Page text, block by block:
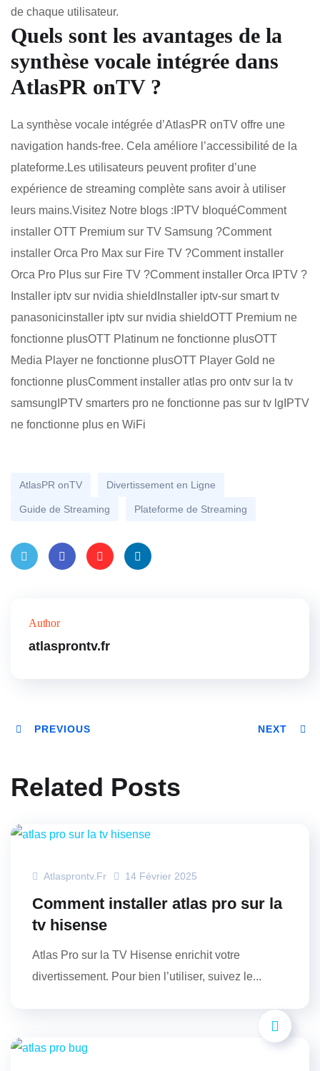
de chaque utilisateur.
Quels sont les avantages de la
synthèse vocale intégrée dans
AtlasPR onTV ?
La synthèse vocale intégrée d’AtlasPR onTV offre une
navigation hands-free. Cela améliore l’accessibilité de la
plateforme.Les utilisateurs peuvent profiter d’une
expérience de streaming complète sans avoir à utiliser
leurs mains.Visitez Notre blogs :IPTV bloquéComment
installer OTT Premium sur TV Samsung ?Comment
installer Orca Pro Max sur Fire TV ?Comment installer
Orca Pro Plus sur Fire TV ?Comment installer Orca IPTV ?
Installer iptv sur nvidia shieldInstaller iptv-sur smart tv
panasonicinstaller iptv sur nvidia shieldOTT Premium ne
fonctionne plusOTT Platinum ne fonctionne plusOTT
Media Player ne fonctionne plusOTT Player Gold ne
fonctionne plusComment installer atlas pro ontv sur la tv
samsungIPTV smarters pro ne fonctionne pas sur tv lgIPTV
ne fonctionne plus en WiFi
AtlasPR onTV Divertissement en Ligne
Guide de Streaming Plateforme de Streaming
Author
atlasprontv.fr
PREVIOUS NEXT
Related Posts
Atlasprontv.fr 14 Février 2025
Comment installer atlas pro sur la
tv hisense
Atlas Pro sur la TV Hisense enrichit votre
divertissement. Pour bien l’utiliser, suivez le...